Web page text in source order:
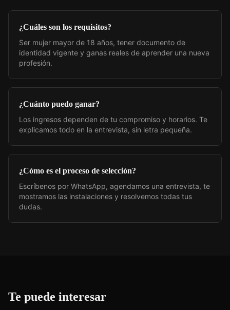
¿Cuáles son los requisitos?
Ser mujer mayor de 18 años, tener documento de
identidad vigente y ganas reales de aprender una nueva
profesión.
¿Cuánto puedo ganar?
Los ingresos dependen de tu compromiso y horarios. Te
explicamos todo en la entrevista, sin letra pequeña.
¿Cómo es el proceso de selección?
Escríbenos por WhatsApp, agendamos una entrevista, te
mostramos las instalaciones y resolvemos todas tus
dudas.
Te puede interesar